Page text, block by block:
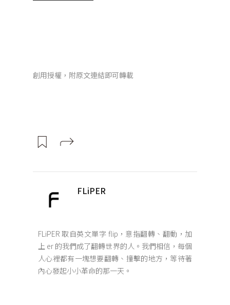
創用授權，附原文連結即可轉載
FLiPER
FLiPER 取自英文單字 flip，意指翻轉、翻動，加
上 er 的我們成了翻轉世界的人。我們相信，每個
人心裡都有一塊想要翻轉、撞擊的地方，等待著
內心發起小小革命的那一天。